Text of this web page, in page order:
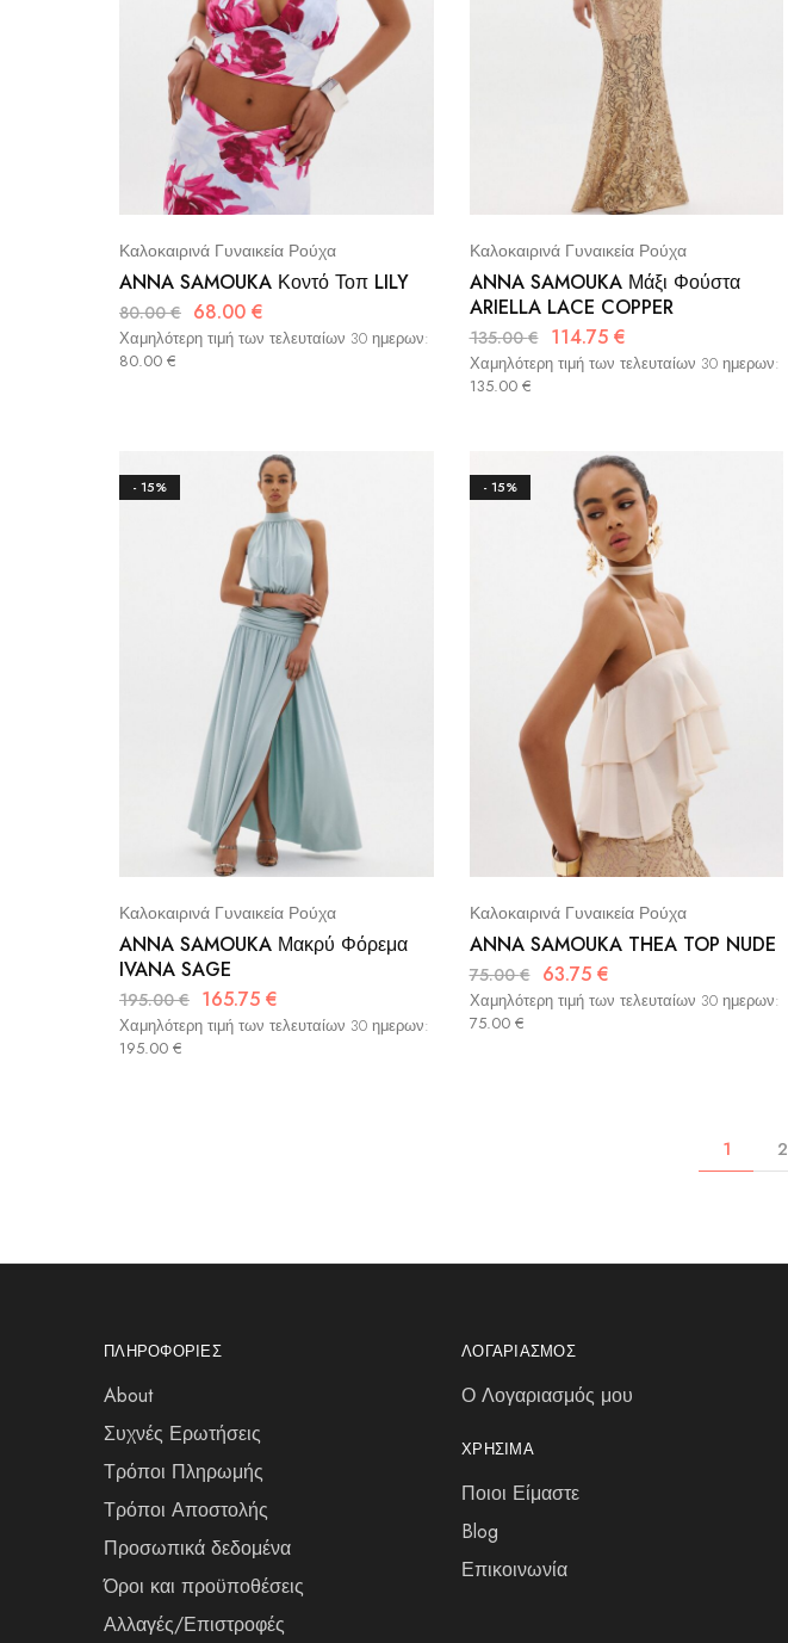
Καλοκαιρινά Γυναικεία Ρούχα
ANNA SAMOUKA Κοντό Τοπ LILY
80.00€ 68.00 €
Χαμηλότερη τιμή των τελευταίων 30 ημερων:
80.00 €
Καλοκαιρινά Γυναικεία Ρούχα
ANNA SAMOUKA Μάξι Φούστα
ARIELLA LACE COPPER
135.00€ 114.75 €
Χαμηλότερη τιμή των τελευταίων 30 ημερων:
135.00 €
- 15%
Καλοκαιρινά Γυναικεία Ρούχα
ANNA SAMOUKA Μακρύ Φόρεμα
IVANA SAGE
195.00€ 165.75 €
Χαμηλότερη τιμή των τελευταίων 30 ημερων:
195.00 €
- 15%
Καλοκαιρινά Γυναικεία Ρούχα
ANNA SAMOUKA THEA TOP NUDE
75.00€ 63.75 €
Χαμηλότερη τιμή των τελευταίων 30 ημερων:
75.00 €
1 2
ΠΛΗΡΟΦΟΡΊΕΣ
About
Συχνές Ερωτήσεις
Τρόποι Πληρωμής
Τρόποι Αποστολής
Προσωπικά δεδομένα
Όροι και προϋποθέσεις
Αλλαγές/Επιστροφές
ΛΟΓΑΡΙΑΣΜΌΣ
Ο Λογαριασμός μου
ΧΡΉΣΙΜΑ
Ποιοι Είμαστε
Blog
Επικοινωνία